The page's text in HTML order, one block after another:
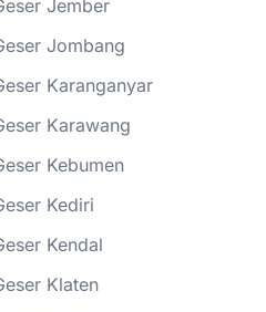
Jember
Jombang
Karanganyar
Karawang
Kebumen
Kediri
Kendal
Klaten